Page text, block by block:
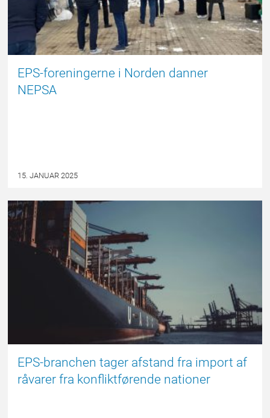
EPS-foreningerne i Norden danner
NEPSA
15. JANUAR 2025
EPS-branchen tager afstand fra import af
råvarer fra konfliktførende nationer